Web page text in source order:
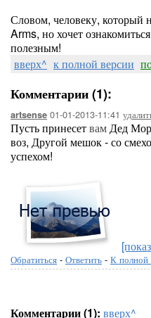
Словом, человеку, который
Arms, но хочет
полезным!
вверх^ к полной версии
Комментарии (1):
artsense 01-01-2013-11:41
Пусть принесетвамДед
воз, Другой мешок - со
успехом!
Обратиться - Ответить - К полной
Комментарии (1): вверх^